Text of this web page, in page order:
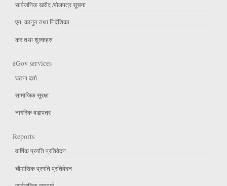
सार्वजनिक खरीद /बोलपत्र सूचना
एन, कानुन तथा निर्देशिका
कर तथा शुल्कहरु
eGov services
घटना दर्ता
सामाजिक सुरक्षा
नागरिक वडापत्र
Reports
वार्षिक प्रगति प्रतिवेदन
चौमासिक प्रगति प्रतिवेदन